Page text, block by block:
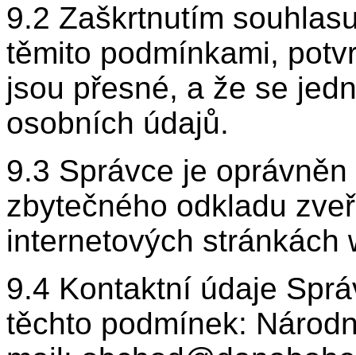
9.2 Zaškrtnutím
těmito podmínkami,
jsou přesné, a že se
osobních údajů.
9.3 Správce je
zbytečného odkladu
internetových stránkách
9.4 Kontaktní údaje
těchto podmínek: